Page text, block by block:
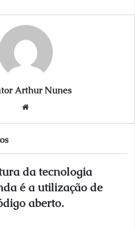
i
Arthur Nunes
da tecnologia
é a utilização de
aberto.